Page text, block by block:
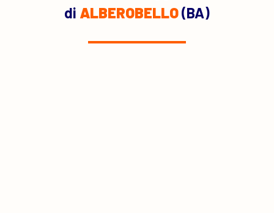
di ALBEROBELLO(BA)